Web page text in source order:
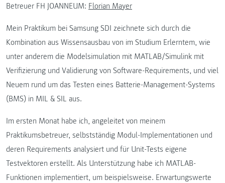
Betreuer FH JOANNEUM: Florian Mayer
Mein Praktikum bei Samsung SDI zeichnete sich durch die
Kombination aus Wissensausbau von im Studium Erlerntem, wie
unter anderem die Modelsimulation mit MATLAB/Simulink mit
Verifizierung und Validierung von Software-Requirements, und viel
Neuem rund um das Testen eines Batterie-Management-Systems
(BMS) in MIL & SIL aus.
Im ersten Monat habe ich, angeleitet von meinem
Praktikumsbetreuer, selbstständig Modul-Implementationen und
deren Requirements analysiert und für Unit-Tests eigene
Testvektoren erstellt. Als Unterstützung habe ich MATLAB-
Funktionen implementiert, um beispielsweise. Erwartungswerte